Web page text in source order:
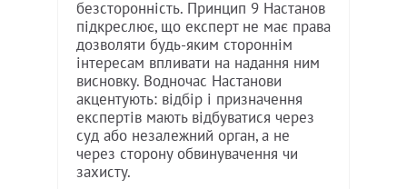
безсторонність. Принцип 9 Настанов
підкреслює, що експерт не має права
дозволяти будь-яким стороннім
інтересам впливати на надання ним
висновку. Водночас Настанови
акцентують: відбір і призначення
експертів мають відбуватися через
суд або незалежний орган, а не
через сторону обвинувачення чи
захисту.